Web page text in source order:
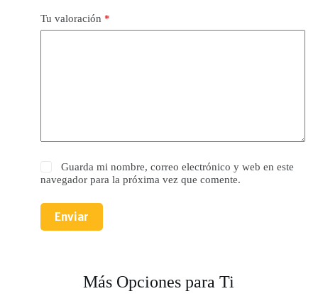
Tu valoración *
Guarda mi nombre, correo electrónico y web en este
navegador para la próxima vez que comente.
Enviar
Más Opciones para Ti